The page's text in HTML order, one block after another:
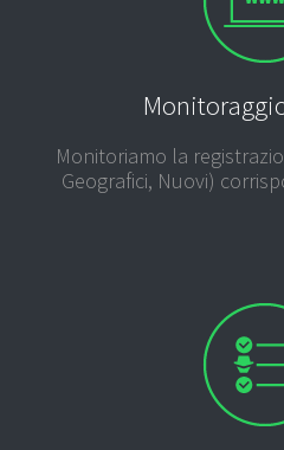
Monitoriamo la
Geografici, Nuovi)